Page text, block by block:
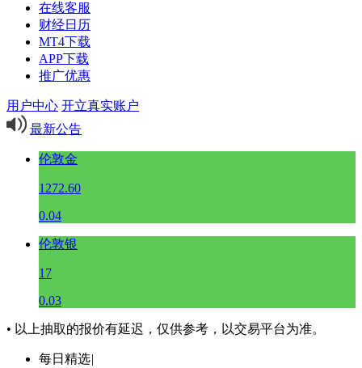
在线客服
财经日历
MT4下载
APP下载
推广优惠
用户中心 开立真实账户
最新公告
伦敦金
1272.60
0.04
伦敦银
17
0.03
• 以上抽取的报价有延迟，仅供参考，以交易平台为准。
每日精选|